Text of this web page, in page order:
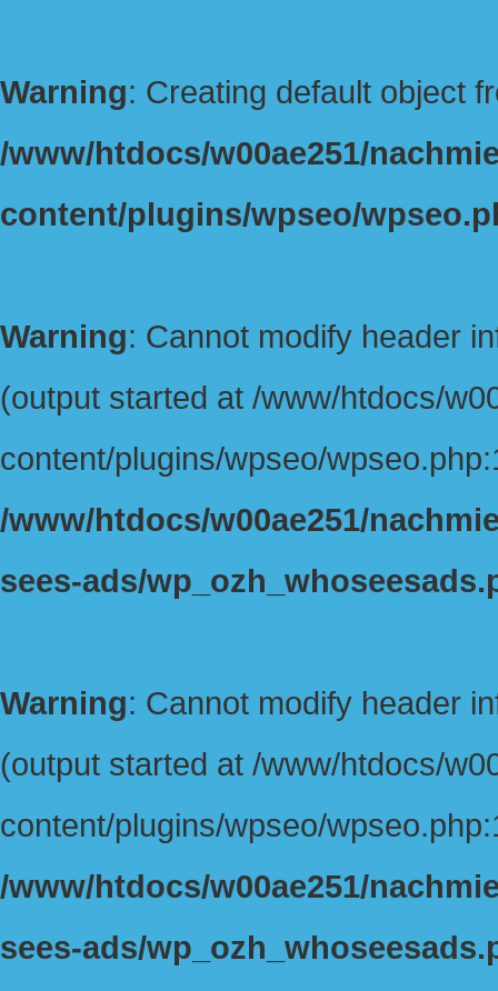
Warning: Creating default object
/www/htdocs/w00ae251/
content/plugins/wpseo/
Warning: Cannot modify header
(output started at /www/htdocs/
content/plugins/wpseo/
/www/htdocs/w00ae251/
sees-ads/
Warning: Cannot modify header
(output started at /www/htdocs/
content/plugins/wpseo/
/www/htdocs/w00ae251/
sees-ads/